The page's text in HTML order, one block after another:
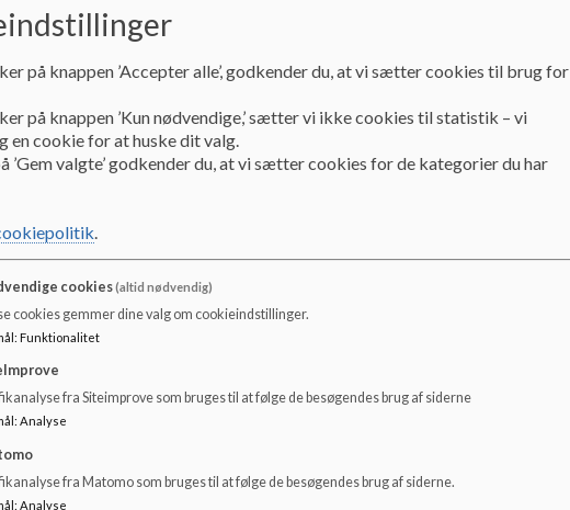
Læringsvejledere
-----Siden er under opbygning-----
på knappen ’Accepter alle’, godkender du, at vi sætter cookies til brug for
på knappen ’Kun nødvendige,’ sætter vi ikke cookies til statistik – vi
en cookie for at huske dit valg.
’Gem valgte’ godkender du, at vi sætter cookies for de kategorier du har
.
cookies(altid nødvendig)
cookies gemmer dine valg om cookieindstillinger.
: Funktionalitet
fra Siteimprove som bruges til at følge de besøgendes brug af siderne
: Analyse
fra Matomo som bruges til at følge de besøgendes brug af siderne.
: Analyse